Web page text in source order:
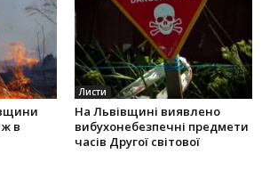
в
Листи
На Львівщині виявлено
вибухонебезпечні предмети
часів Другої світової